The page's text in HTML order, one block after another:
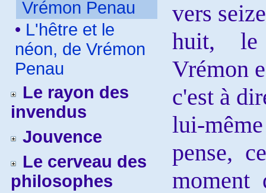
Vrémon Penau
• L'hêtre et le
néon, de Vrémon
Penau
Le rayon des
invendus
Jouvence
Le cerveau des
philosophes
vers
huit, le
Vrémon
c'est à
lui-
pense,
moment